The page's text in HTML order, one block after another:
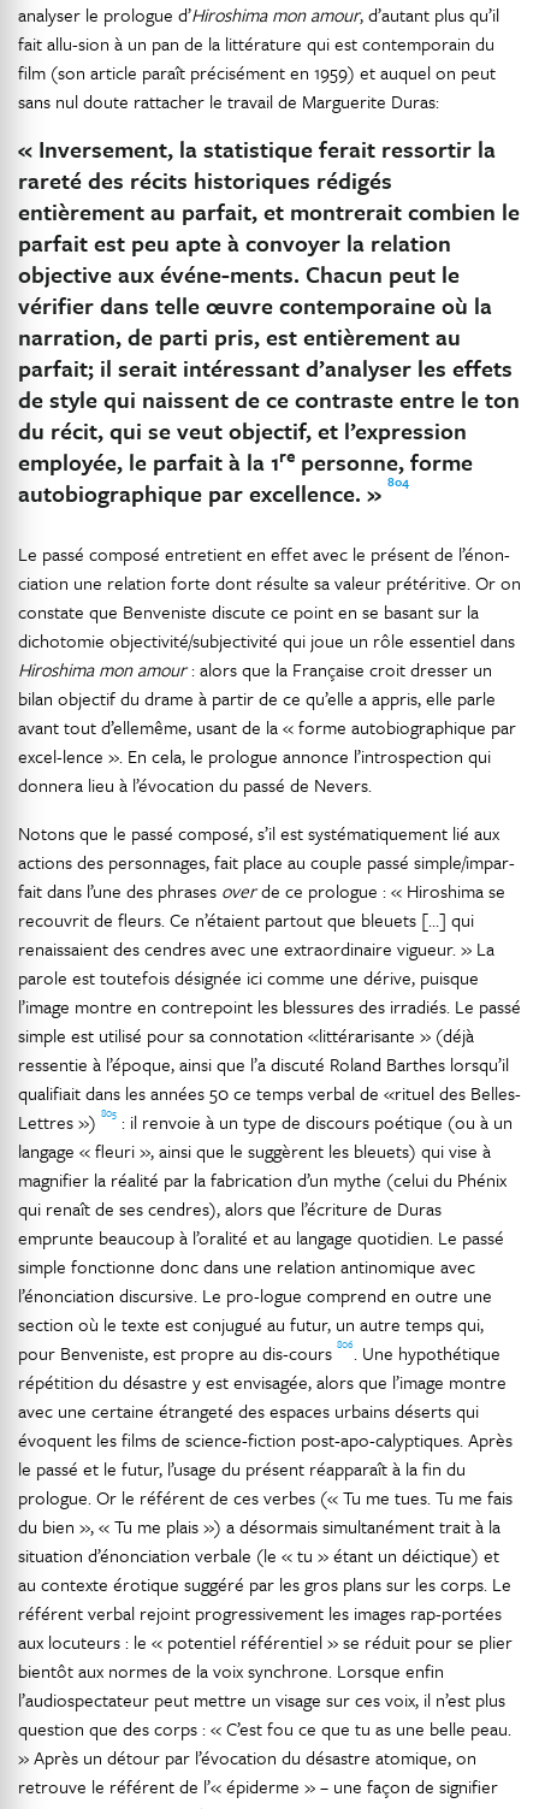
analyser le prologue d’Hiroshima mon amour, d’autant plus qu’il
fait allu-sion à un pan de la littérature qui est contemporain du
film (son article paraît précisément en 1959) et auquel on peut
sans nul doute rattacher le travail de Marguerite Duras:
« Inversement, la statistique ferait ressortir la
rareté des récits historiques rédigés
entièrement au parfait, et montrerait combien le
parfait est peu apte à convoyer la relation
objective aux événe-ments. Chacun peut le
vérifier dans telle œuvre contemporaine où la
narration, de parti pris, est entièrement au
parfait; il serait intéressant d’analyser les effets
de style qui naissent de ce contraste entre le ton
du récit, qui se veut objectif, et l’expression
employée, le parfait à la 1re personne, forme
autobiographique par excellence. » 804
Le passé composé entretient en effet avec le présent de l’énon-
ciation une relation forte dont résulte sa valeur prétéritive. Or on
constate que Benveniste discute ce point en se basant sur la
dichotomie objectivité/subjectivité qui joue un rôle essentiel dans
Hiroshima mon amour: alors que la Française croit dresser un
bilan objectif du drame à partir de ce qu’elle a appris, elle parle
avant tout d’ellemême, usant de la « forme autobiographique par
excel-lence ». En cela, le prologue annonce l’introspection qui
donnera lieu à l’évocation du passé de Nevers.
Notons que le passé composé, s’il est systématiquement lié aux
actions des personnages, fait place au couple passé simple/impar-
fait dans l’une des phrases overde ce prologue : « Hiroshima se
recouvrit de fleurs. Ce n’étaient partout que bleuets […] qui
renaissaient des cendres avec une extraordinaire vigueur. » La
parole est toutefois désignée ici comme une dérive, puisque
l’image montre en contrepoint les blessures des irradiés. Le passé
simple est utilisé pour sa connotation «littérarisante » (déjà
ressentie à l’époque, ainsi que l’a discuté Roland Barthes lorsqu’il
qualifiait dans les années 50 ce temps verbal de «rituel des Belles-
Lettres ») 805 : il renvoie à un type de discours poétique (ou à un
langage « fleuri », ainsi que le suggèrent les bleuets) qui vise à
magnifier la réalité par la fabrication d’un mythe (celui du Phénix
qui renaît de ses cendres), alors que l’écriture de Duras
emprunte beaucoup à l’oralité et au langage quotidien. Le passé
simple fonctionne donc dans une relation antinomique avec
l’énonciation discursive. Le pro-logue comprend en outre une
section où le texte est conjugué au futur, un autre temps qui,
pour Benveniste, est propre au dis-cours 806. Une hypothétique
répétition du désastre y est envisagée, alors que l’image montre
avec une certaine étrangeté des espaces urbains déserts qui
évoquent les films de science-fiction post-apo-calyptiques. Après
le passé et le futur, l’usage du présent réapparaît à la fin du
prologue. Or le référent de ces verbes (« Tu me tues. Tu me fais
du bien », « Tu me plais ») a désormais simultanément trait à la
situation d’énonciation verbale (le « tu » étant un déictique) et
au contexte érotique suggéré par les gros plans sur les corps. Le
référent verbal rejoint progressivement les images rap-portées
aux locuteurs : le « potentiel référentiel » se réduit pour se plier
bientôt aux normes de la voix synchrone. Lorsque enfin
l’audiospectateur peut mettre un visage sur ces voix, il n’est plus
question que des corps : « C’est fou ce que tu as une belle peau.
» Après un détour par l’évocation du désastre atomique, on
retrouve le référent de l’« épiderme » – une façon de signifier